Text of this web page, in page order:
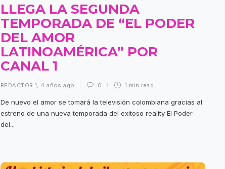
LLEGA LA SEGUNDA
TEMPORADA DE “EL PODER
DEL AMOR
LATINOAMÉRICA” POR
CANAL 1
REDACTOR 1 4 años ago 0 1 min read
De nuevo el amor se tomará la televisión colombiana gracias al
estreno de una nueva temporada del exitoso reality El Poder
del...